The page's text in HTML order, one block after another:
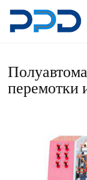
перемотки